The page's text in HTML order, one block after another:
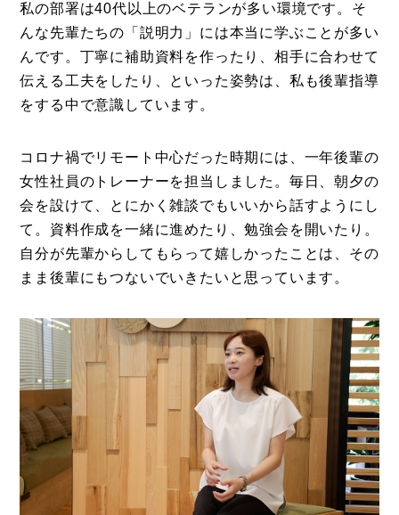
私の部署は40代以上のベテランが多い環境です。そ
んな先輩たちの「説明力」には本当に学ぶことが多い
んです。丁寧に補助資料を作ったり、相手に合わせて
伝える工夫をしたり、といった姿勢は、私も後輩指導
をする中で意識しています。
コロナ禍でリモート中心だった時期には、一年後輩の
女性社員のトレーナーを担当しました。毎日、朝夕の
会を設けて、とにかく雑談でもいいから話すようにし
て。資料作成を一緒に進めたり、勉強会を開いたり。
自分が先輩からしてもらって嬉しかったことは、その
まま後輩にもつないでいきたいと思っています。